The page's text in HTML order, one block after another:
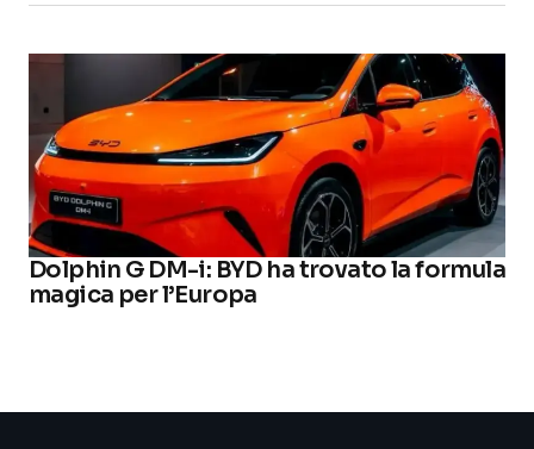
Dolphin G DM-i: BYD ha trovato la formula
magica per l’Europa